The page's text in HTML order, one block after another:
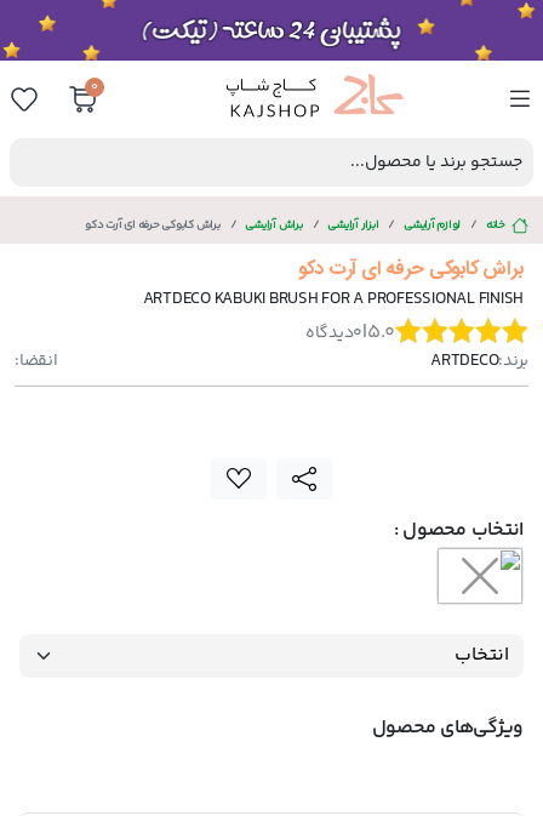
0
جستجو برند یا محصول...
خانه لوازم آرایشی ابزار آرایشی براش آرایشی براش کابوکی حرفه ای آرت دکو
براش کابوکی حرفه ای آرت دکو
ARTDECO KABUKI BRUSH FOR A PROFESSIONAL FINISH
5.0
|
0دیدگاه
برند:ARTDECO انقضا:
انتخاب محصول :
ویژگی‌های محصول